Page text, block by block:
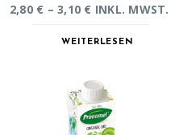
2,80 € –3,10 € INKL. MWST.
WEITERLESEN